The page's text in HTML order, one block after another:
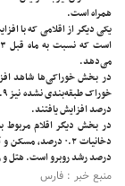
همراه است.
یکی دیگر از اقلامی که با
می‌دهد.
درصد افزایش یافتند.
درصد رشد روبرو است. هتل و رستوران ۲.۷
منبع خبر : فارس